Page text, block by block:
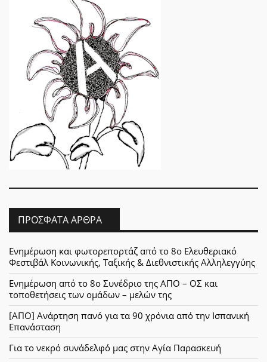
ΠΡΌΣΦΑΤΑ ΆΡΘΡΑ
Ενημέρωση και φωτορεπορτάζ από το 8ο Ελευθεριακό
Φεστιβάλ Κοινωνικής, Ταξικής & Διεθνιστικής Αλληλεγγύης
Ενημέρωση από το 8ο Συνέδριο της ΑΠΟ – ΟΣ και
τοποθετήσεις των ομάδων – μελών της
[ΑΠΟ] Ανάρτηση πανό για τα 90 χρόνια από την Ισπανική
Επανάσταση
Για το νεκρό συνάδελφό μας στην Αγία Παρασκευή